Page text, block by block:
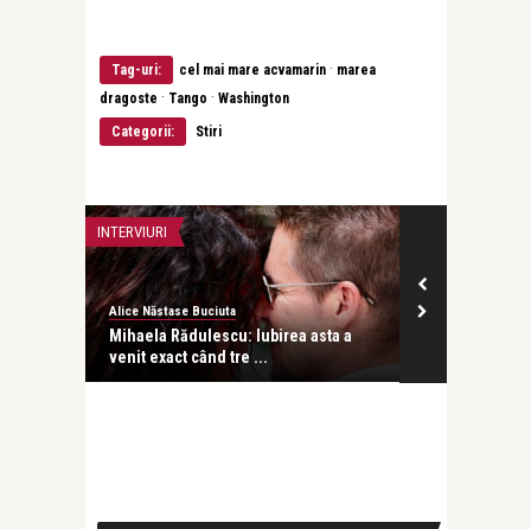
Tag-uri: cel mai mare acvamarin · marea
dragoste · Tango · Washington
Categorii:
Stiri
INTERVIURI
Alice Năstase Buciuta
Mihaela Rădulescu: Iubirea asta a
venit exact când tre ...